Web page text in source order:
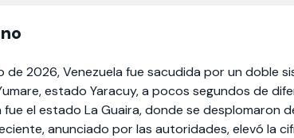
de 2026, Venezuela fue sacudida por un doble
estado Yaracuy, a pocos segundos de
el estado La Guaira, donde se desplomaron
anunciado por las autoridades, elevó la